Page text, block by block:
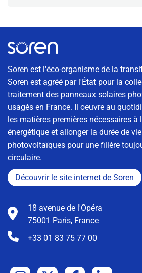
Soren est l'éco-organisme de la
Soren est agréé par l'État pour la
traitement des panneaux solaires
usagés en France. Il oeuvre au
les matières premières nécessaires
énergétique et allonger la durée de
photovoltaïques pour une filière
circulaire.
Découvrir le site internet de Soren
18 avenue de l'Opéra
75001 Paris, France
+33 01 83 75 77 00